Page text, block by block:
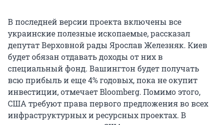
В последней версии проекта включены все
украинские полезные ископаемые, рассказал
депутат Верховной рады Ярослав Железняк. Киев
будет обязан отдавать доходы от них в
специальный фонд. Вашингтон будет получать
всю прибыль и еще 4% годовых, пока не окупит
инвестиции, отмечает Bloomberg. Помимо этого,
США требуют права первого предложения во всех
инфраструктурных и ресурсных проектах. В